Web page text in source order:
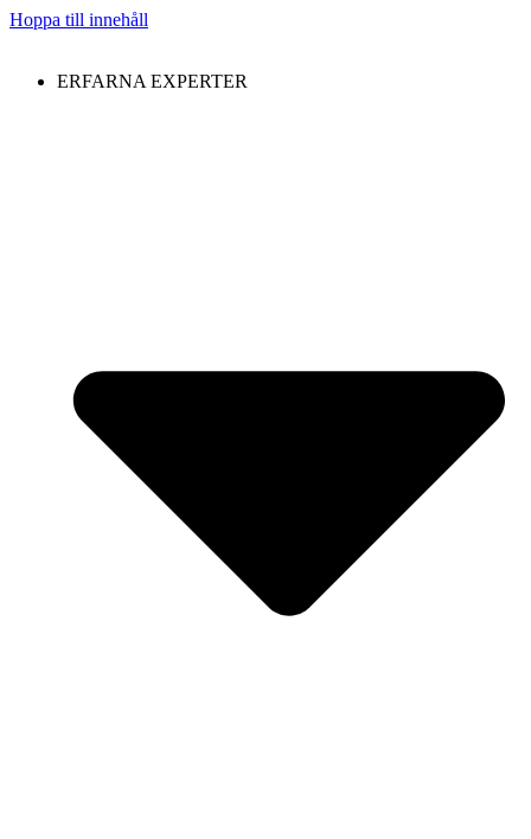
Hoppa till innehåll
ERFARNA EXPERTER